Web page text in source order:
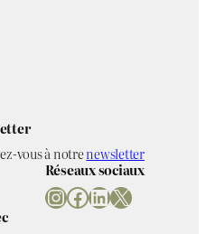
vous à notrenewsletter
Réseaux sociaux
InstagramFacebook LinkedIn X